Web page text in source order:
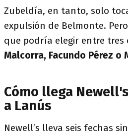
Zubeldía, en tanto, solo
expulsión de Belmonte.
que podría elegir entre tres
Malcorra, Facundo Pérez o
Cómo llega
a Lanús
Newell’s lleva seis fechas